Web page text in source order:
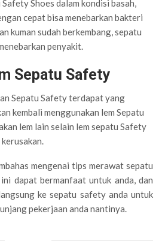
Safety Shoes dalam kondisi basah,
cepat bisa menebarkan bakteri
kuman sudah berkembang, sepatu
penyakit.
Sepatu Safety
Sepatu Safety terdapat yang
kembali menggunakan lem Sepatu
lem lain selain lem sepatu Safety
mengenai tips merawat sepatu
dapat bermanfaat untuk anda, dan
ke sepatu safety anda untuk
pekerjaan anda nantinya.